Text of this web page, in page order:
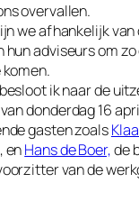
overvallen.
we afhankelijk van
hun adviseurs om
ik naar de
donderdag 16
gasten zoals
enHans de Boer,de
van de